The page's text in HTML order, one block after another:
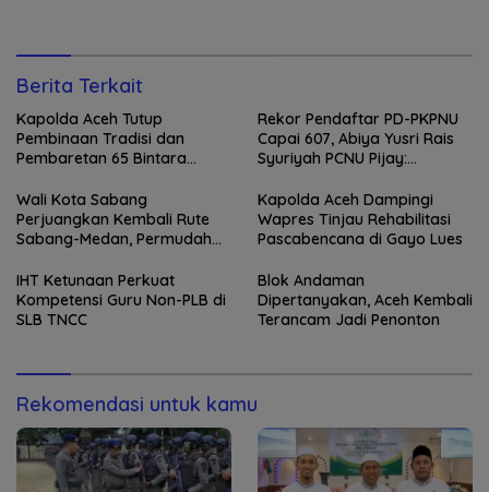
Berita Terkait
Kapolda Aceh Tutup
Pembinaan Tradisi dan
Pembaretan 65 Bintara
Rekor Pendaftar PD-PKPNU
Capai 607, Abiya Yusri Rais
Syuriyah PCNU Pijay:
Jantung Jam’iyah
Wali Kota Sabang
Perjuangkan Kembali Rute
Sabang-Medan, Permudah
Weh
Kapolda Aceh Dampingi
Wapres Tinjau Rehabilitasi
Pascabencana di Gayo Lues
IHT Ketunaan Perkuat
Kompetensi Guru Non-PLB di
SLB TNCC
Blok Andaman
Dipertanyakan, Aceh Kembali
Terancam Jadi Penonton
Rekomendasi untuk kamu